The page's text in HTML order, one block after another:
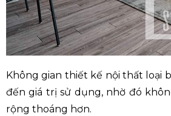
Không gian thiết kế nội thất loại
đến giá trị sử dụng, nhờ đó
rộng thoáng hơn.